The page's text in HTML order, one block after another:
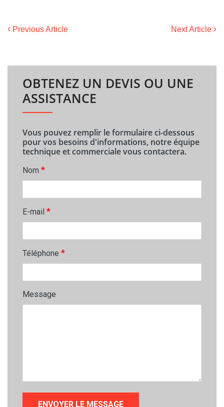
Previous Article Next Article
OBTENEZ UN DEVIS OU UNE
ASSISTANCE
Vous pouvez remplir le formulaire ci-dessous
pour vos besoins d'informations, notre équipe
technique et commerciale vous contactera.
Nom *
E-mail *
Téléphone *
Message